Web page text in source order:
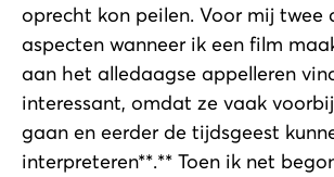
oprecht kon peilen. Voor mij twee
aspecten wanneer ik een film
aan het alledaagse appelleren
interessant, omdat ze vaak
gaan en eerder de tijdsgeest
interpreteren**.** Toen ik net